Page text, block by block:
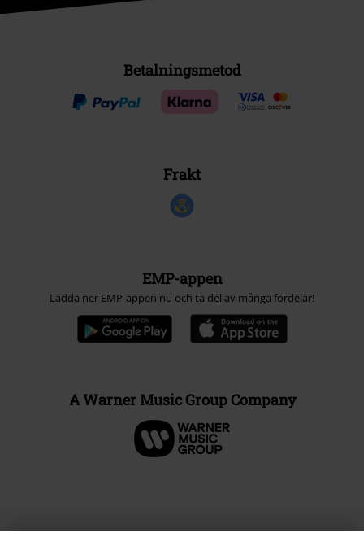
Betalningsmetod
Frakt
EMP-appen
Ladda ner EMP-appen nu och ta del av många fördelar!
A Warner Music Group Company